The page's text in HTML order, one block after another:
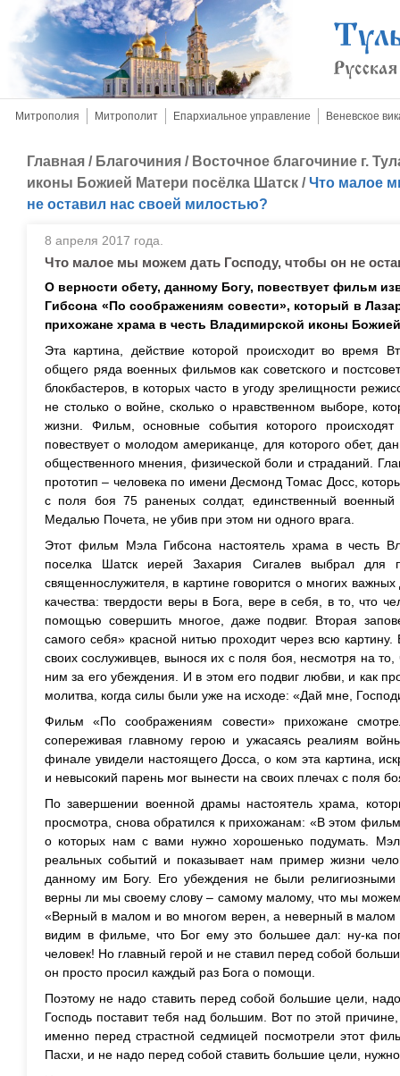
Митрополия Митрополит Епархиальное управление Веневское
Главная / Благочиния / Восточное благочиние г.
иконы Божией Матери посёлка Шатск /Что малое
не оставил нас своей милостью?
8 апреля 2017 года.
Что малое мы можем дать Господу, чтобы он не
О верности обету, данному Богу, повествует фильм
Гибсона «По соображениям совести», который в
прихожане храма в честь Владимирской иконы
Эта картина, действие которой происходит во время
общего ряда военных фильмов как советского и
блокбастеров, в которых часто в угоду зрелищности
не столько о войне, сколько о нравственном выборе,
жизни. Фильм, основные события которого
повествует о молодом американце, для которого обет,
общественного мнения, физической боли и страданий.
прототип – человека по имени Десмонд Томас Досс,
с поля боя 75 раненых солдат, единственный
Медалью Почета, не убив при этом ни одного врага.
Этот фильм Мэла Гибсона настоятель храма в честь
поселка Шатск иерей Захария Сигалев выбрал для
священнослужителя, в картине говорится о многих
качества: твердости веры в Бога, вере в себя, в то, что
помощью совершить многое, даже подвиг. Вторая
самого себя» красной нитью проходит через всю
своих сослуживцев, вынося их с поля боя, несмотря на то,
ним за его убеждения. И в этом его подвиг любви, и как
молитва, когда силы были уже на исходе: «Дай мне,
Фильм «По соображениям совести» прихожане
сопереживая главному герою и ужасаясь реалиям
финале увидели настоящего Досса, о ком эта картина,
и невысокий парень мог вынести на своих плечах с поля
По завершении военной драмы настоятель храма,
просмотра, снова обратился к прихожанам: «В этом
о которых нам с вами нужно хорошенько подумать.
реальных событий и показывает нам пример жизни
данному им Богу. Его убеждения не были
верны ли мы своему слову – самому малому, что мы можем
«Верный в малом и во многом верен, а неверный в
видим в фильме, что Бог ему это большее дал: ну-ка
человек! Но главный герой и не ставил перед собой
он просто просил каждый раз Бога о помощи.
Поэтому не надо ставить перед собой большие цели,
Господь поставит тебя над большим. Вот по этой
именно перед страстной седмицей посмотрели этот
Пасхи, и не надо перед собой ставить большие цели,